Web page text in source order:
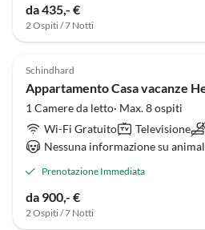
da 435,- €
2 Ospiti / 7 Notti
Schindhard
Appartamento Casa vacanze
1 Camere da letto· Max. 8 ospiti
Wi-Fi Gratuito
Televisione
Nessuna informazione su
Prenotazione Immediata
da 900,- €
2 Ospiti / 7 Notti